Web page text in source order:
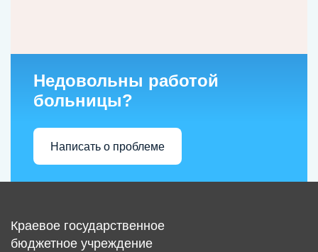
Недовольны работой
больницы?
Написать о проблеме
Краевое государственное
бюджетное учреждение